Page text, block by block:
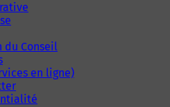
du Conseil
en ligne)